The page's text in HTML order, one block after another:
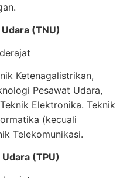
(TNU)
Ketenagalistrikan,
Pesawat Udara,
Elektronika. Teknik
(kecuali
Telekomunikasi.
(TPU)